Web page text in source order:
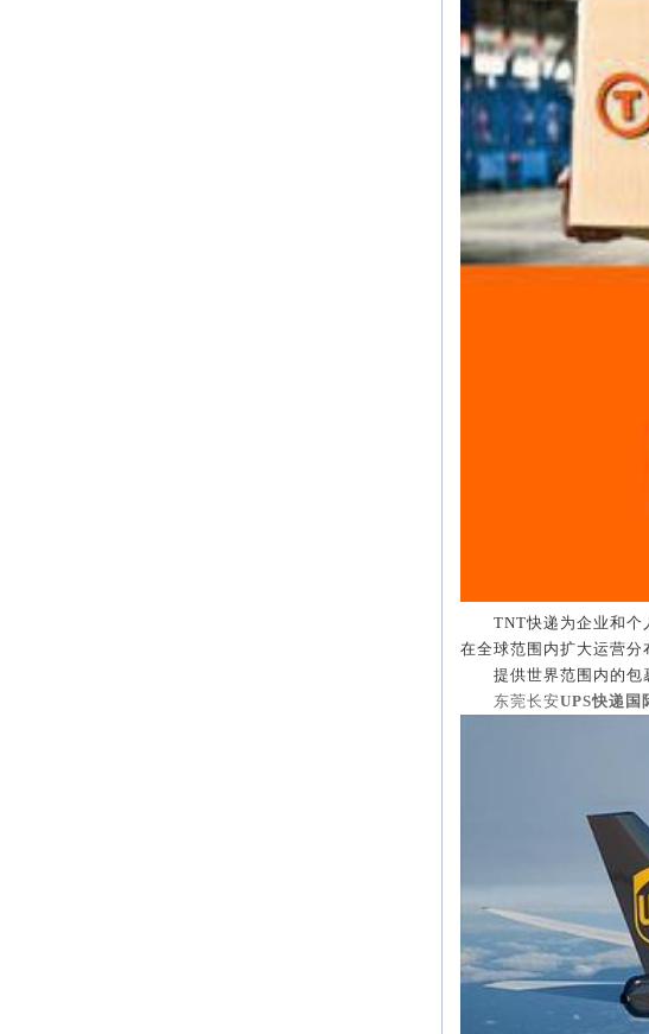
TNT快递为企业和个
在全球范围内扩大运营分
提供世界范围内的包裹
东莞长安UPS快递国